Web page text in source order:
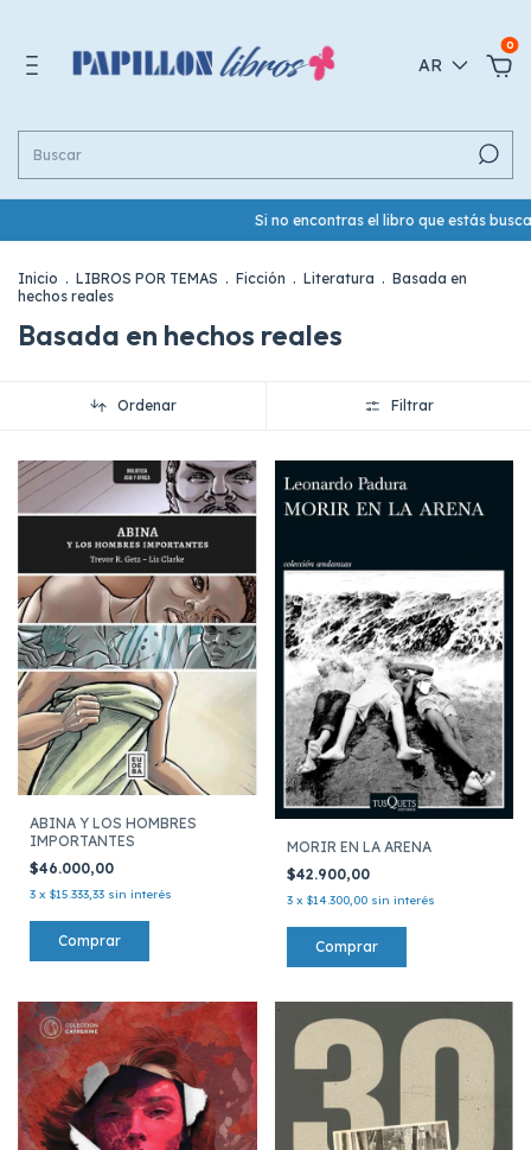
AR
0
Si no encontras el libro que estás
Inicio . LIBROS POR TEMAS . Ficción . Literatura . Basada en
hechos reales
Basada en hechos reales
Ordenar Filtrar
ABINA Y LOS HOMBRES
IMPORTANTES
$46.000,00
3 x $15.333,33 sin interés
MORIR EN LA ARENA
$42.900,00
3 x $14.300,00 sin interés